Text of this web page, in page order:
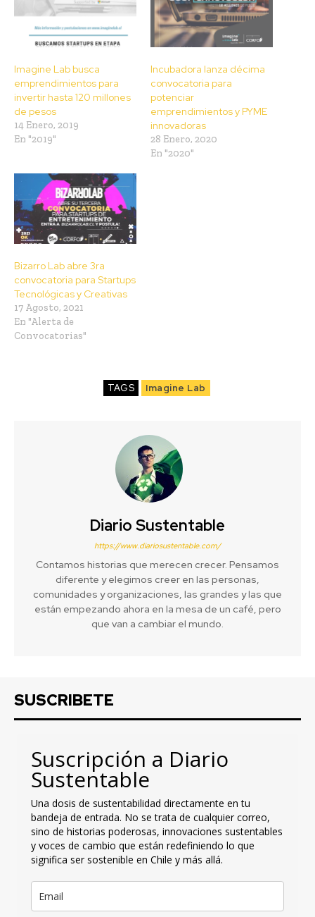
Imagine Lab busca
emprendimientos para
invertir hasta 120 millones
de pesos
14 Enero, 2019
En "2019"
Incubadora lanza décima
convocatoria para
potenciar
emprendimientos y PYME
innovadoras
28 Enero, 2020
En "2020"
Bizarro Lab abre 3ra
convocatoria para Startups
Tecnológicas y Creativas
17 Agosto, 2021
En "Alerta de
Convocatorias"
TAGS Imagine Lab
Diario Sustentable
https://www.diariosustentable.com/
Contamos historias que merecen crecer. Pensamos
diferente y elegimos creer en las personas,
comunidades y organizaciones, las grandes y las que
están empezando ahora en la mesa de un café, pero
que van a cambiar el mundo.
SUSCRIBETE
Suscripción a Diario
Sustentable
Una dosis de sustentabilidad directamente en tu
bandeja de entrada. No se trata de cualquier correo,
sino de historias poderosas, innovaciones sustentables
y voces de cambio que están redefiniendo lo que
significa ser sostenible en Chile y más allá.